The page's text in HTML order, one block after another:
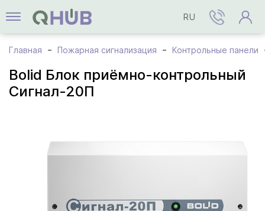
RU
Главная Пожарная сигнализация Контрольные панели
Bolid Блок приёмно-контрольный
Сигнал-20П